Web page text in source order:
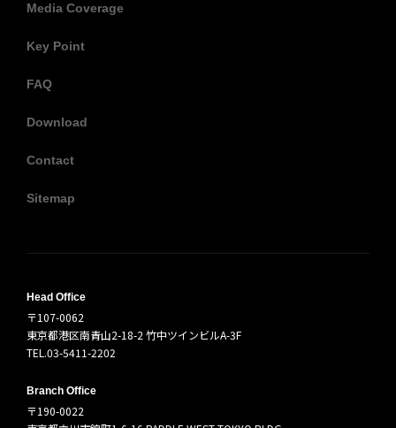
Media Coverage
Key Point
FAQ
Download
Contact
Sitemap
Head Office
〒107-0062
東京都港区南青山2-18-2 竹中ツインビルA-3F
TEL.03-5411-2202
Branch Office
〒190-0022